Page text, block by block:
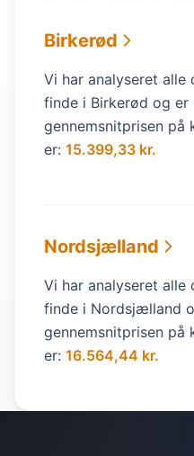
Birkerød
Vi har analyseret alle
finde i Birkerød og
gennemsnitprisen
er: 15.399,33 kr.
Nordsjælland
Vi har analyseret alle
finde i Nordsjælland
gennemsnitprisen
er: 16.564,44 kr.